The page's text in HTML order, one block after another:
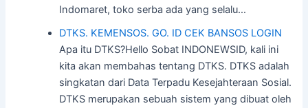
Indomaret, toko serba ada yang selalu…
DTKS. KEMENSOS. GO. ID CEK BANSOS LOGIN
Apa itu DTKS?Hello Sobat INDONEWSID, kali ini
kita akan membahas tentang DTKS. DTKS adalah
singkatan dari Data Terpadu Kesejahteraan Sosial.
DTKS merupakan sebuah sistem yang dibuat oleh